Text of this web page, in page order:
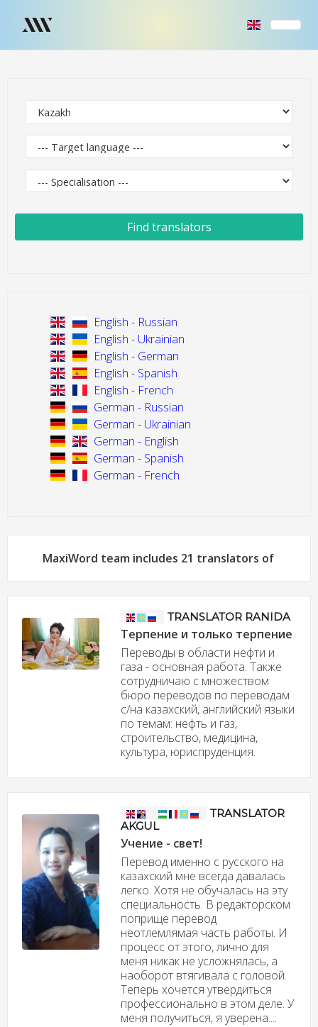
Find translators
English - Russian
English - Ukrainian
English - German
English - Spanish
English - French
German - Russian
German - Ukrainian
German - English
German - Spanish
German - French
MaxiWord team includes 21 translators of
TRANSLATOR RANIDA
Терпение и только терпение
Переводы в области нефти и
газа - основная работа. Также
сотрудничаю с множеством
бюро переводов по переводам
с/на казахский, английский языки
по темам: нефть и газ,
строительство, медицина,
культура, юриспруденция.
TRANSLATOR
AKGUL
Учение - свет!
Перевод именно с русского на
казахский мне всегда давалась
легко. Хотя не обучалась на эту
специальность. В редакторском
поприще перевод
неотлемлямая часть работы. И
процесс от этого, лично для
меня никак не усложнялась, а
наоборот втягивала с головой.
Теперь хочется утвердиться
профессионально в этом деле. У
меня получиться, я уверена....